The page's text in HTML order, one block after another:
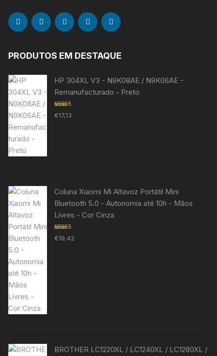
PRODUTOS EM DESTAQUE
HP 304XL V3 - N9K08AE / N9K06AE -
Remanufacturado - Preto
Avaliação
5.00 de 5
€17,13
Coluna Xiaomi Mi Altavoz Portátil Mini
Bluetooth 5.0 - Autonomia até 10h - Mãos
Livres - Cor Cinza
Avaliação
5.00de 5
€19,42
BROTHER LC1220XL / LC1240XL / LC1280XL /